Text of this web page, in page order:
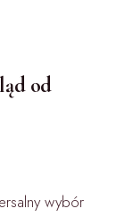
od
wybór